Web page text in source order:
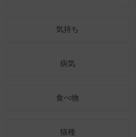
気持ち
病気
食べ物
猫種